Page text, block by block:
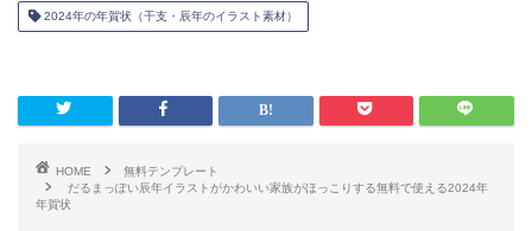
2024年の年賀状（干支・辰年のイラスト素材）
HOME
無料テンプレート
だるまっぽい辰年イラストがかわいい家族がほっこりする無料で使える2024年
年賀状